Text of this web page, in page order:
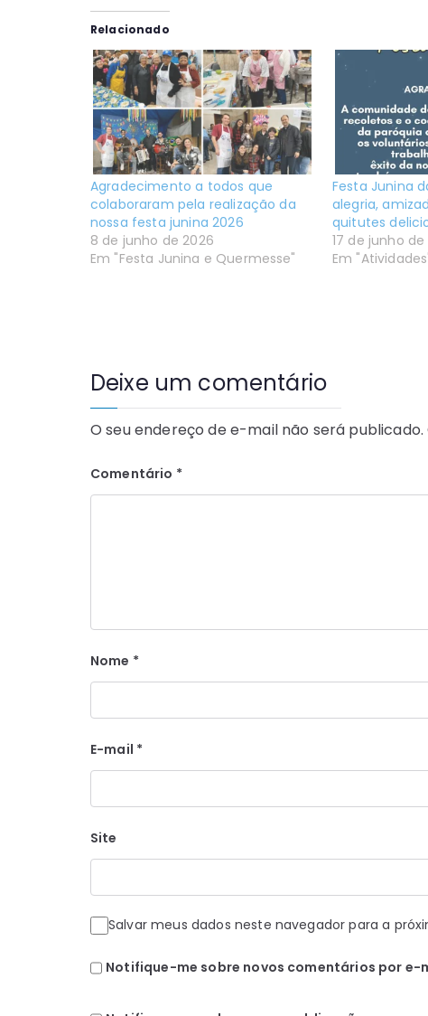
Relacionado
Agradecimento a todos que
colaboraram pela realização da
nossa festa junina 2026
8 de junho de 2026
Em "Festa Junina e Quermesse"
Festa Junina
alegria,
quitutes
17 de junho de
Em
Deixe um comentário
O seu endereço de e-mail não será publicado.
Comentário *
Nome *
E-mail *
Site
Salvar meus dados neste navegador para a
Notifique-me sobre novos comentários por e-